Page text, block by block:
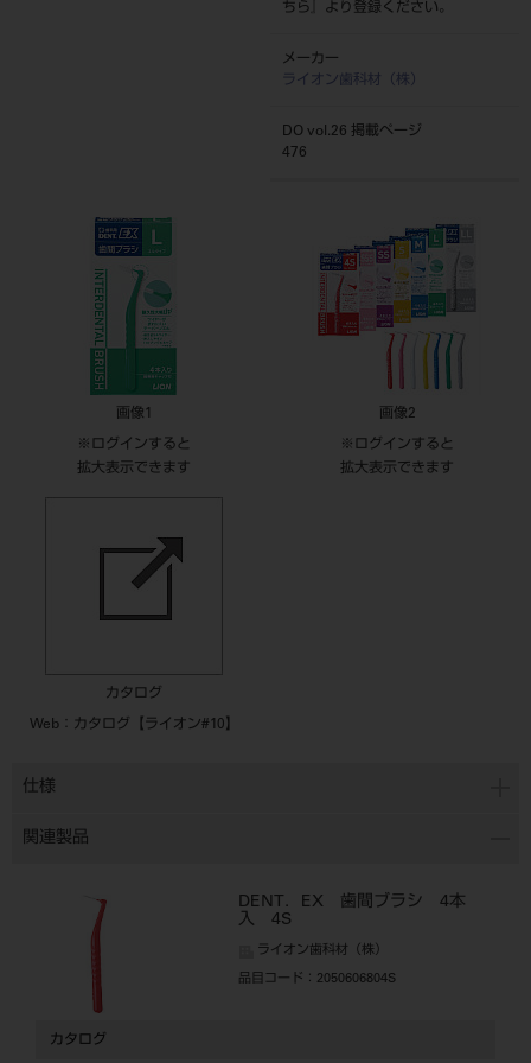
ちら
』より登録ください。
メーカー
ライオン歯科材（株）
DO vol.26 掲載ページ
476
画像1
※ログインすると
拡大表示できます
画像2
※ログインすると
拡大表示できます
カタログ
Web：カタログ【ライオン#10】
仕様
関連製品
DENT．EX 歯間ブラシ 4本
入 4S
ライオン歯科材（株）
品目コード ：2050606804S
カタログ